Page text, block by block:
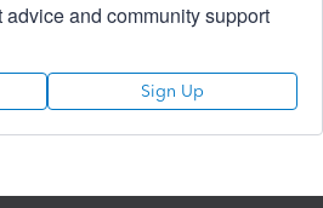
and community support
Sign Up